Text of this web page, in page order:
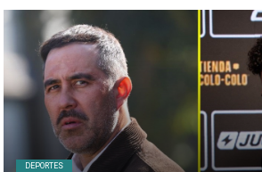
DEPORTES